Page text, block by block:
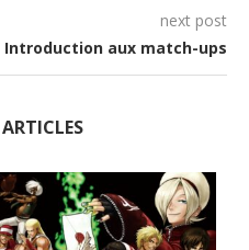
next post
Introduction aux match-ups